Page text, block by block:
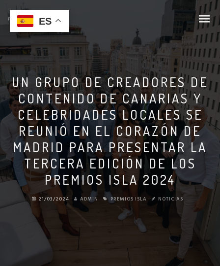
UN GRUPO DE CREADORES DE
CONTENIDO DE CANARIAS Y
CELEBRIDADES LOCALES SE
REUNIÓ EN EL CORAZÓN DE
MADRID PARA PRESENTAR LA
TERCERA EDICIÓN DE LOS
PREMIOS ISLA 2024
21/03/2024 ADMIN PREMIOS ISLA NOTICIAS
ES